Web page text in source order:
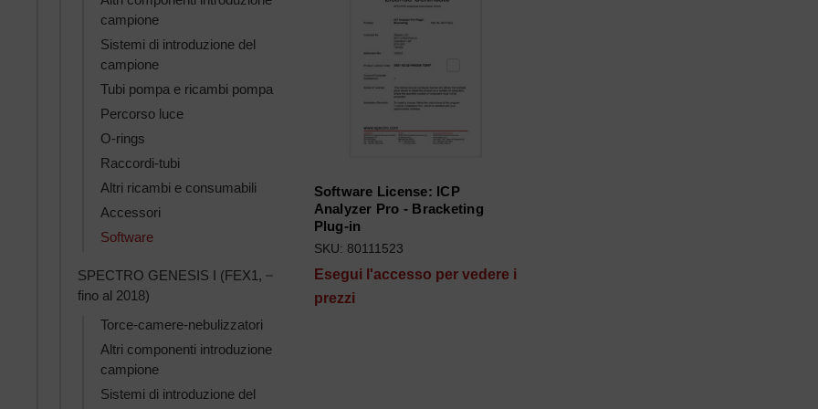
campione
Sistemi di introduzione del
campione
Tubi pompa e ricambi pompa
Percorso luce
O-rings
Raccordi-tubi
Altri ricambi e consumabili
Accessori
Software
SPECTRO GENESIS I (FEX1,
fino al 2018)
Toggle SPECTRO GENESIS I (FEX1, fino al 2018) subcategories
Torce-camere-nebulizzatori
Altri componenti introduzione
campione
Sistemi di introduzione del
Software License: ICP
Analyzer Pro - Bracketing
Plug-in
SKU: 80111523
Esegui l'accesso per vedere i
prezzi